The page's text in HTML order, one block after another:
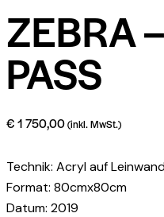
ZEBRA
PASS
€1 750,00(inkl. MwSt.)
Technik: Acryl auf
Format: 80cmx80cm
Datum: 2019